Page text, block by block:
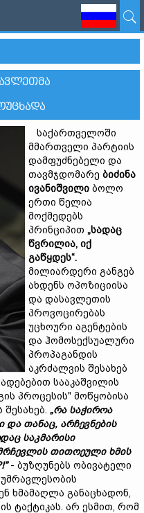
საქართველოში
მმართველი პარტიის
დამფუძნებელი და
თავმჯდომარე ბიძინა
ივანიშვილი ბოლო
ერთი წელია
მოქმედებს
პრინციპით „სადაც
წვრილია, იქ
გაწყდეს“.
მილიარდერი განგებ
ახდენს ოპოზიციისა
და დასავლეთის
პროვოცირებას
უცხოური აგენტების
და ჰომოსექსუალური
პროპაგანდის
აკრძალვის შესახებ
სააკაშვილის
პროცესის" მოწყობისა
„რა საჭიროა
და თანაც, არჩევნების
საკმარისი
თითოეული ხმის
!”- ბუზღუნებს ობივატელი
ხმამაღლა განაცხადონ,
ტაქტიკას. არ ესმით, რომ